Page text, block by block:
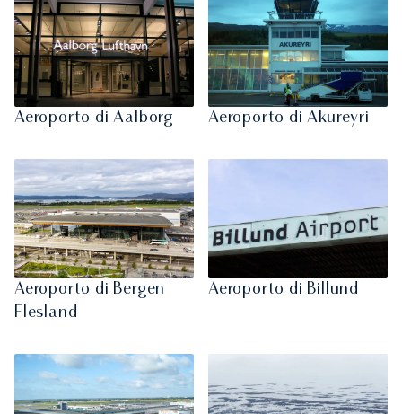
Aeroporto di Aalborg Aeroporto di Akureyri
Aeroporto di Bergen
Flesland
Aeroporto di Billund